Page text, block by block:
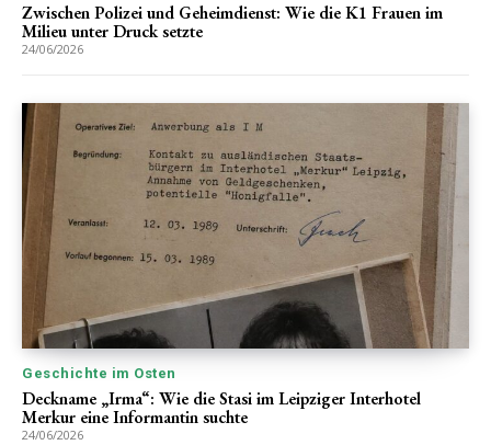
Zwischen Polizei und Geheimdienst: Wie die K1 Frauen im
Milieu unter Druck setzte
24/06/2026
Geschichte im Osten
Deckname „Irma“: Wie die Stasi im Leipziger Interhotel
Merkur eine Informantin suchte
24/06/2026